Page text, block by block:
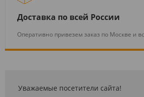
Доставка по всей России
Оперативно привезем заказ по Москве и
Уважаемые посетители сайта!